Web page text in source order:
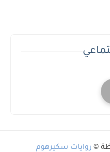
© روايات سكيرهوم